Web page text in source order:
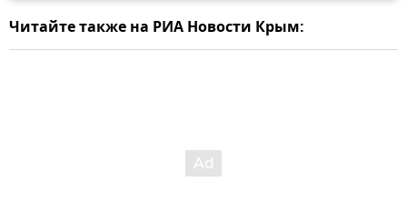
Читайте также на РИА Новости Крым: